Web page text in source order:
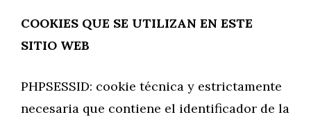
COOKIES QUE SE UTILIZAN EN ESTE
SITIO WEB
PHPSESSID: cookie técnica y estrictamente
necesaria que contiene el identificador de la